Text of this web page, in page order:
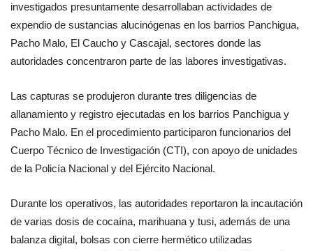
investigados presuntamente desarrollaban actividades de
expendio de sustancias alucinógenas en los barrios Panchigua,
Pacho Malo, El Caucho y Cascajal, sectores donde las
autoridades concentraron parte de las labores investigativas.
Las capturas se produjeron durante tres diligencias de
allanamiento y registro ejecutadas en los barrios Panchigua y
Pacho Malo. En el procedimiento participaron funcionarios del
Cuerpo Técnico de Investigación (CTI), con apoyo de unidades
de la Policía Nacional y del Ejército Nacional.
Durante los operativos, las autoridades reportaron la incautación
de varias dosis de cocaína, marihuana y tusi, además de una
balanza digital, bolsas con cierre hermético utilizadas